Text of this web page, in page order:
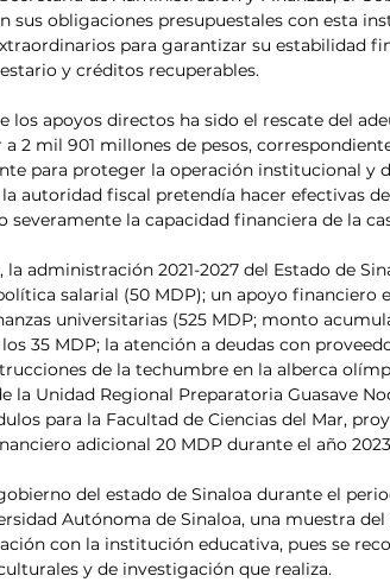
sus obligaciones presupuestales con esta
para garantizar su estabilidad
y créditos recuperables.
apoyos directos ha sido el rescate del
2 mil 901 millones de pesos,
para proteger la operación institucional y
autoridad fiscal pretendía hacer efectivas
severamente la capacidad financiera de la
administración 2021-2027 del Estado de
salarial (50 MDP); un apoyo financiero
universitarias (525 MDP; monto
35 MDP; la atención a deudas con
de la techumbre en la alberca
la Unidad Regional Preparatoria Guasave
para la Facultad de Ciencias del Mar,
adicional 20 MDP durante el año
del estado de Sinaloa durante el
Autónoma de Sinaloa, una muestra
con la institución educativa, pues se
y de investigación que realiza.